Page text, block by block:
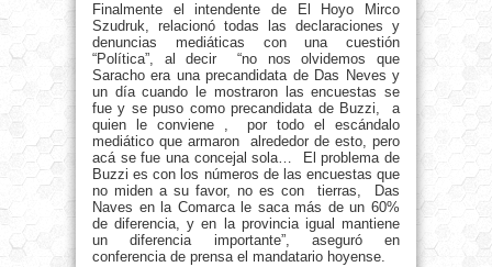
Finalmente el intendente de El Hoyo Mirco
Szudruk, relacionó todas las declaraciones y
denuncias mediáticas con una cuestión
“Política”, al decir “no nos olvidemos que
Saracho era una precandidata de Das Neves y
un día cuando le mostraron las encuestas se
fue y se puso como precandidata de Buzzi, a
quien le conviene , por todo el escándalo
mediático que armaron alrededor de esto, pero
acá se fue una concejal sola… El problema de
Buzzi es con los números de las encuestas que
no miden a su favor, no es con tierras, Das
Naves en la Comarca le saca más de un 60%
de diferencia, y en la provincia igual mantiene
un diferencia importante”, aseguró en
conferencia de prensa el mandatario hoyense.